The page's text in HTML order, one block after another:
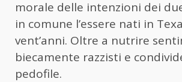
morale delle intenzioni dei
in comune l’essere nati in
vent’anni. Oltre a nutrire
biecamente razzisti e
pedofile.